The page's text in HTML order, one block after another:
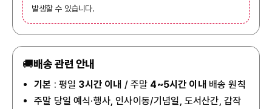
발생할 수 있습니다.
🚚배송 관련 안내
기본 : 평일 3시간 이내 / 주말 4~5시간 이내 배송 원칙
주말 당일 예식·행사, 인사이동/기념일, 도서산간, 갑작